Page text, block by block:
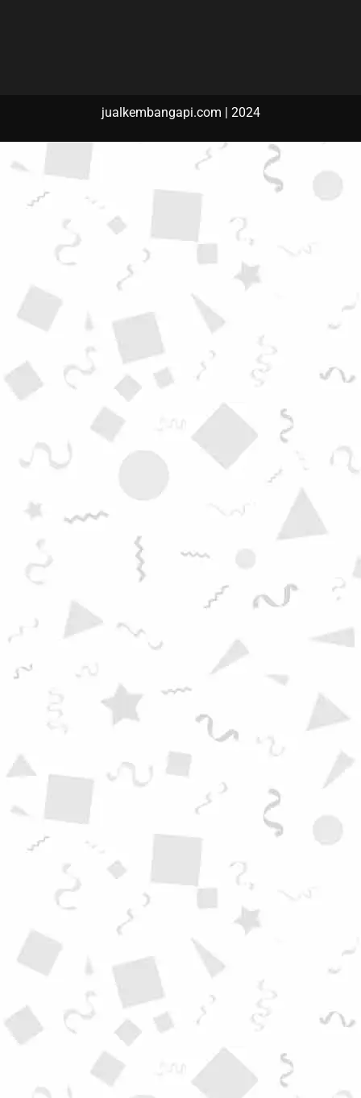
jualkembangapi.com | 2024